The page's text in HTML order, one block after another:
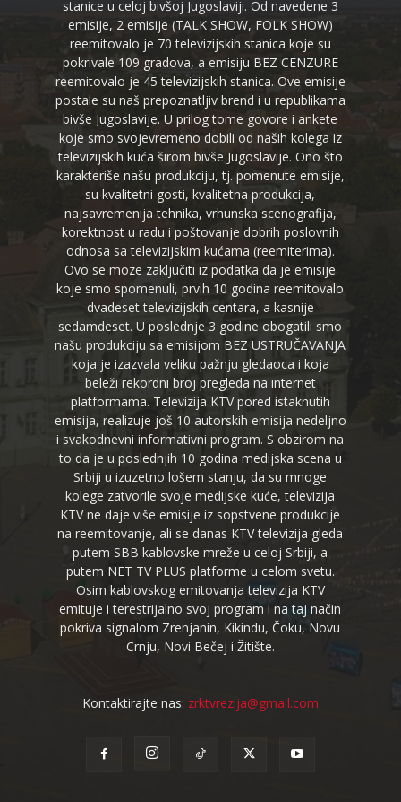
stanice u celoj bivšoj Jugoslaviji. Od navedene 3
emisije, 2 emisije (TALK SHOW, FOLK SHOW)
reemitovalo je 70 televizijskih stanica koje su
pokrivale 109 gradova, a emisiju BEZ CENZURE
reemitovalo je 45 televizijskih stanica. Ove emisije
postale su naš prepoznatljiv brend i u republikama
bivše Jugoslavije. U prilog tome govore i ankete
koje smo svojevremeno dobili od naših kolega iz
televizijskih kuća širom bivše Jugoslavije. Ono što
karakteriše našu produkciju, tj. pomenute emisije,
su kvalitetni gosti, kvalitetna produkcija,
najsavremenija tehnika, vrhunska scenografija,
korektnost u radu i poštovanje dobrih poslovnih
odnosa sa televizijskim kućama (reemiterima).
Ovo se moze zaključiti iz podatka da je emisije
koje smo spomenuli, prvih 10 godina reemitovalo
dvadeset televizijskih centara, a kasnije
sedamdeset. U poslednje 3 godine obogatili smo
našu produkciju sa emisijom BEZ USTRUČAVANJA
koja je izazvala veliku pažnju gledaoca i koja
beleži rekordni broj pregleda na internet
platformama. Televizija KTV pored istaknutih
emisija, realizuje još 10 autorskih emisija nedeljno
i svakodnevni informativni program. S obzirom na
to da je u poslednjih 10 godina medijska scena u
Srbiji u izuzetno lošem stanju, da su mnoge
kolege zatvorile svoje medijske kuće, televizija
KTV ne daje više emisije iz sopstvene produkcije
na reemitovanje, ali se danas KTV televizija gleda
putem SBB kablovske mreže u celoj Srbiji, a
putem NET TV PLUS platforme u celom svetu.
Osim kablovskog emitovanja televizija KTV
emituje i terestrijalno svoj program i na taj način
pokriva signalom Zrenjanin, Kikindu, Čoku, Novu
Crnju, Novi Bečej i Žitište.
Kontaktirajte nas: zrktvrezija@gmail.com